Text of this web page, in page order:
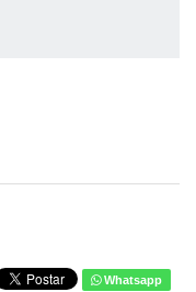
Whatsapp